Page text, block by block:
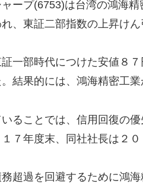
ープ(6753)は台湾の鴻海
、東証二部指数の上昇けん
一部時代につけた安値８
結果的には、鴻海精密工
ることでは、信用回復の
７年度末、同社社長は２
超過を回避するために鴻